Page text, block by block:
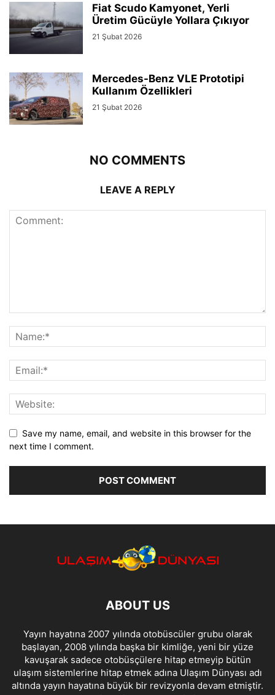
Fiat Scudo Kamyonet, Yerli
Üretim Gücüyle Yollara Çıkıyor
21 Şubat 2026
Mercedes-Benz VLE Prototipi
Kullanım Özellikleri
21 Şubat 2026
NO COMMENTS
LEAVE A REPLY
Save my name, email, and website in this browser for the
next time I comment.
ABOUT US
Yayın hayatına 2007 yılında otobüscüler grubu olarak
başlayan, 2008 yılında başka bir kimliğe, yeni bir yüze
kavuşarak sadece otobüsçülere hitap etmeyip bütün
ulaşım sistemlerine hitap etmek adına Ulaşım Dünyası adı
altında yayın hayatına büyük bir revizyonla devam etmiştir.